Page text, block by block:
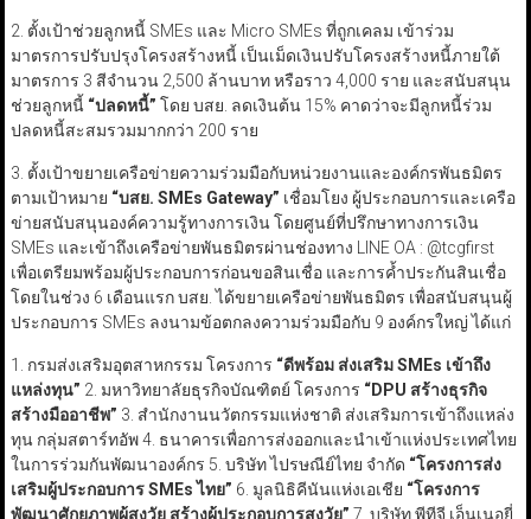
2. ตั้งเป้าช่วยลูกหนี้ SMEs และ Micro SMEs ที่ถูกเคลม เข้าร่วม
มาตรการปรับปรุงโครงสร้างหนี้ เป็นเม็ดเงินปรับโครงสร้างหนี้ภายใต้
มาตรการ 3 สีจำนวน 2,500 ล้านบาท หรือราว 4,000 ราย และสนับสนุน
ช่วยลูกหนี้ “ปลดหนี้” โดย บสย. ลดเงินต้น 15% คาดว่าจะมีลูกหนี้ร่วม
ปลดหนี้สะสมรวมมากกว่า 200 ราย
3. ตั้งเป้าขยายเครือข่ายความร่วมมือกับหน่วยงานและองค์กรพันธมิตร
ตามเป้าหมาย “บสย. SMEs Gateway” เชื่อมโยง ผู้ประกอบการและเครือ
ข่ายสนับสนุนองค์ความรู้ทางการเงิน โดยศูนย์ที่ปรึกษาทางการเงิน
SMEs และเข้าถึงเครือข่ายพันธมิตรผ่านช่องทาง LINE OA : @tcgfirst
เพื่อเตรียมพร้อมผู้ประกอบการก่อนขอสินเชื่อ และการค้ำประกันสินเชื่อ
โดยในช่วง 6 เดือนแรก บสย. ได้ขยายเครือข่ายพันธมิตร เพื่อสนับสนุนผู้
ประกอบการ SMEs ลงนามข้อตกลงความร่วมมือกับ 9 องค์กรใหญ่ ได้แก่
1. กรมส่งเสริมอุตสาหกรรม โครงการ “ดีพร้อม ส่งเสริม SMEs เข้าถึง
แหล่งทุน” 2. มหาวิทยาลัยธุรกิจบัณฑิตย์ โครงการ “DPU สร้างธุรกิจ
สร้างมืออาชีพ” 3. สำนักงานนวัตกรรมแห่งชาติ ส่งเสริมการเข้าถึงแหล่ง
ทุน กลุ่มสตาร์ทอัพ 4. ธนาคารเพื่อการส่งออกและนำเข้าแห่งประเทศไทย
ในการร่วมกันพัฒนาองค์กร 5. บริษัท ไปรษณีย์ไทย จำกัด “โครงการส่ง
เสริมผู้ประกอบการ SMEsไทย” 6. มูลนิธิคีนันแห่งเอเชีย “โครงการ
พัฒนาศักยภาพผู้สูงวัย สร้างผู้ประกอบการสูงวัย” 7. บริษัท พีทีจี เอ็นเนอยี่